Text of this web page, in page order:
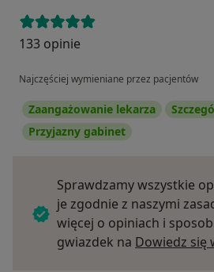
133 opinie
Najczęściej wymieniane przez pacjentów
Zaangażowanie lekarza
Przyjazny gabinet
Sprawdzamy wszystkie
je zgodnie z naszymi
więcej o opiniach i
gwiazdek na Dowiedz się